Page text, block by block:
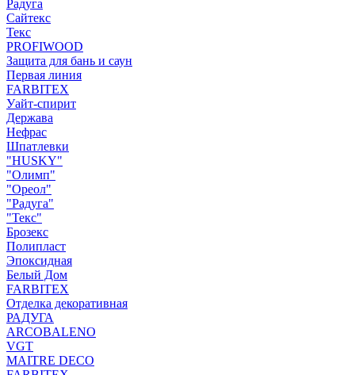
Радуга
Сайтекс
Текс
PROFIWOOD
Защита для бань и саун
Первая линия
FARBITEX
Уайт-спирит
Держава
Нефрас
Шпатлевки
"HUSKY"
"Олимп"
"Ореол"
"Радуга"
"Текс"
Брозекс
Полипласт
Эпоксидная
Белый Дом
FARBITEX
Отделка декоративная
РАДУГА
ARCOBALENO
VGT
MAITRE DECO